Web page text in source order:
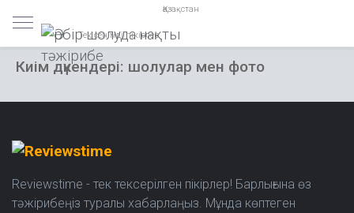
Қазақстан
Тек сенімді пікірлер
Киім дүкендері: шолулар мен фото
Reviewstime - тек тексерілген пікірлер! Барлығына өз
тәжірибеңіз туралы хабарлаңыз. Мұнда көптеген